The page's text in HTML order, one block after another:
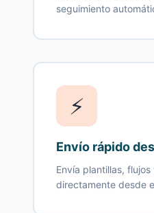
seguimiento
⚡
Envío rápido
Envía plantillas,
directamente desde